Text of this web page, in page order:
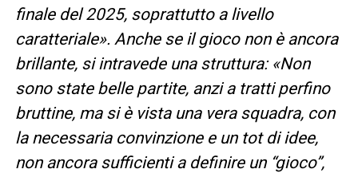
finale del 2025, soprattutto a livello
caratteriale». Anche se il gioco non è ancora
brillante, si intravede una struttura: «Non
sono state belle partite, anzi a tratti perfino
bruttine, ma si è vista una vera squadra, con
la necessaria convinzione e un tot di idee,
non ancora sufficienti a definire un “gioco”,